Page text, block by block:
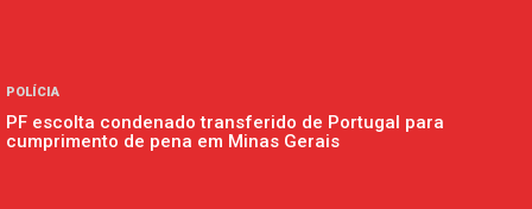
POLÍCIA
PF escolta condenado transferido de Portugal para
cumprimento de pena em Minas Gerais